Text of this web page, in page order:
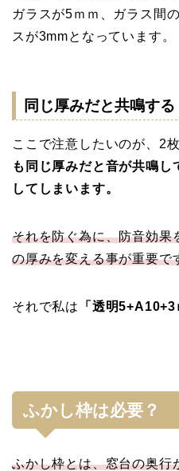
ガラスが5ｍｍ、ガラス間
スが3mmとなっています。
同じ厚みだと共鳴する
ここで注意したいのが、2
も同じ厚みだと音が共鳴し
してしまいます。
それを防ぐ為に、防音効果
の厚みを変える事が重要で
それで私は 「透明5+A10+3
ふかし枠は必要？
ふかし枠とは、窓台の奥行